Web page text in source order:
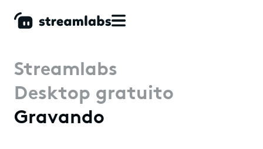
Streamlabs
Desktop gratuito
Gravando